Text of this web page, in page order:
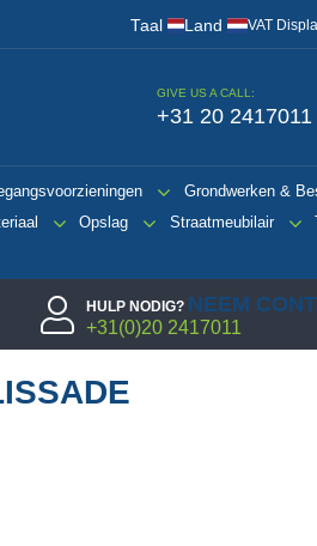
Taal/ Land VAT
GIVE US A CALL:
+31 20 2417011
Grondwerken &
Opslag Straatmeubilair
HULP NODIG? NEEM
+31(0)20 2417011